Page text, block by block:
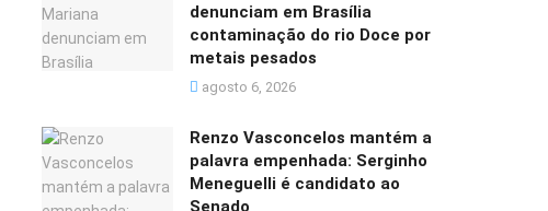
denunciam em Brasília
contaminação do rio Doce por
metais pesados
agosto 6, 2026
Renzo Vasconcelos mantém a
palavra empenhada: Serginho
Meneguelli é candidato ao
Senado